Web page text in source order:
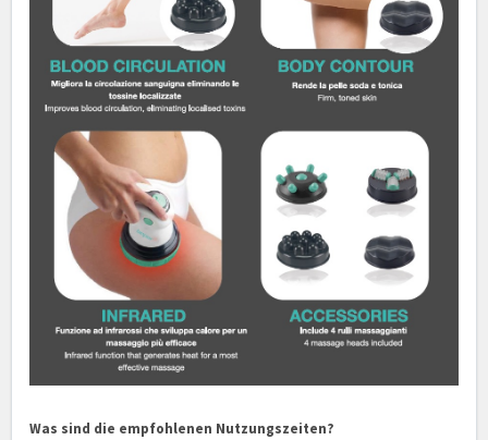
Was sind die empfohlenen Nutzungszeiten?